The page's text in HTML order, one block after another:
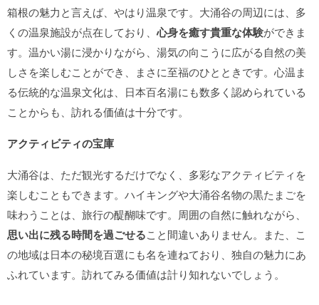
箱根の魅力と言えば、やはり温泉です。大涌谷の周辺には、多
くの温泉施設が点在しており、心身を癒す貴重な体験ができま
す。温かい湯に浸かりながら、湯気の向こうに広がる自然の美
しさを楽しむことができ、まさに至福のひとときです。心温ま
る伝統的な温泉文化は、日本百名湯にも数多く認められている
ことからも、訪れる価値は十分です。
アクティビティの宝庫
大涌谷は、ただ観光するだけでなく、多彩なアクティビティを
楽しむこともできます。ハイキングや大涌谷名物の黒たまごを
味わうことは、旅行の醍醐味です。周囲の自然に触れながら、
思い出に残る時間を過ごせること間違いありません。また、こ
の地域は日本の秘境百選にも名を連ねており、独自の魅力にあ
ふれています。訪れてみる価値は計り知れないでしょう。